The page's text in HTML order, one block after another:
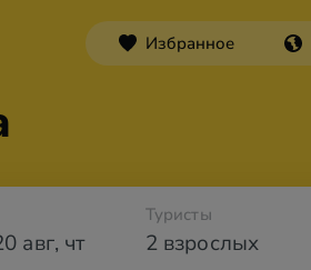
Избранное
авг, чт 2 взрослых
Туристы